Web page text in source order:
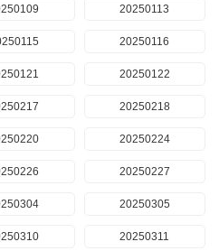
20250113
20250116
20250122
20250218
20250224
20250227
20250305
20250311